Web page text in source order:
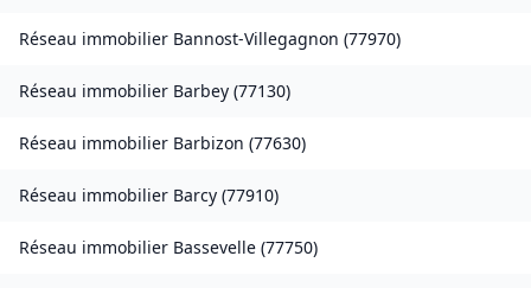
Réseau immobilier Bannost-Villegagnon (77970)
Réseau immobilier Barbey (77130)
Réseau immobilier Barbizon (77630)
Réseau immobilier Barcy (77910)
Réseau immobilier Bassevelle (77750)